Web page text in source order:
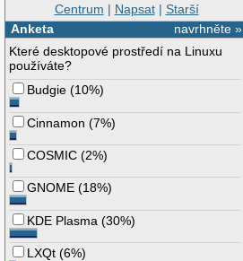
Centrum | Napsat| Starší
navrhněte »
Anketa
Které desktopové prostředí na Linuxu
používáte?
Budgie (10%)
Cinnamon (7%)
COSMIC (2%)
GNOME (18%)
KDE Plasma (30%)
LXQt (6%)